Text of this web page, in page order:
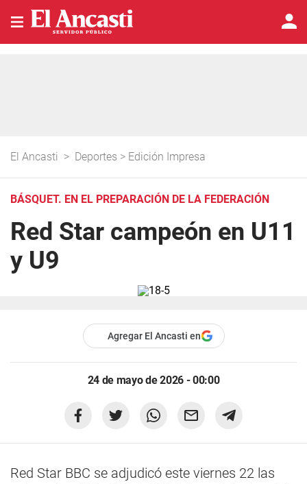
El Ancasti > Deportes > Edición Impresa
BÁSQUET. EN EL PREPARACIÓN DE LA FEDERACIÓN
Red Star campeón en U11
y U9
Agregar El Ancasti en
24 de mayo de 2026 - 00:00
Red Star BBC se adjudicó este viernes 22 las